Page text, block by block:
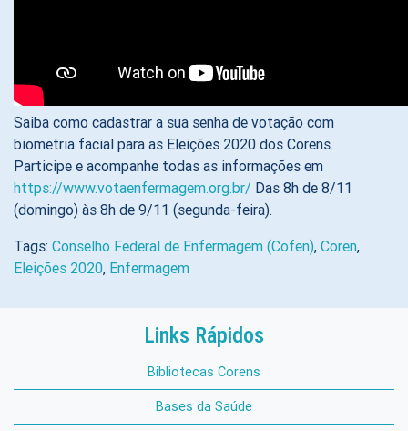
Saiba como cadastrar a sua senha de votação com
biometria facial para as Eleições 2020 dos Corens.
Participe e acompanhe todas as informações em
https://www.votaenfermagem.org.br/ Das 8h de 8/11
(domingo) às 8h de 9/11 (segunda-feira).
Tags: Conselho Federal de Enfermagem (Cofen), Coren,
Eleições 2020, Enfermagem
Links Rápidos
Bibliotecas Corens
Bases da Saúde